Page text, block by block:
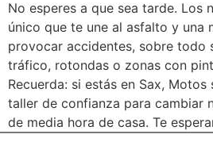
No esperes a que sea tarde. Los
único que te une al asfalto y una
provocar accidentes, sobre todo
tráfico, rotondas o zonas con
Recuerda: si estás en Sax, Motos
taller de confianza para cambiar
de media hora de casa. Te